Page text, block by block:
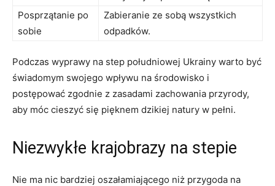
Posprzątanie po
sobie
Zabieranie ze sobą wszystkich
odpadków.
Podczas wyprawy na step południowej Ukrainy warto być
świadomym swojego wpływu na środowisko i
postępować zgodnie z zasadami zachowania przyrody,
aby móc cieszyć się pięknem dzikiej natury w pełni.
Niezwykłe krajobrazy na stepie
Nie ma nic bardziej oszałamiającego niż przygoda na